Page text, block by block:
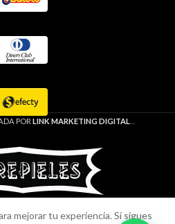
POR LINK MARKETING DIGITAL
mejorar tu experiencia. Si sigues